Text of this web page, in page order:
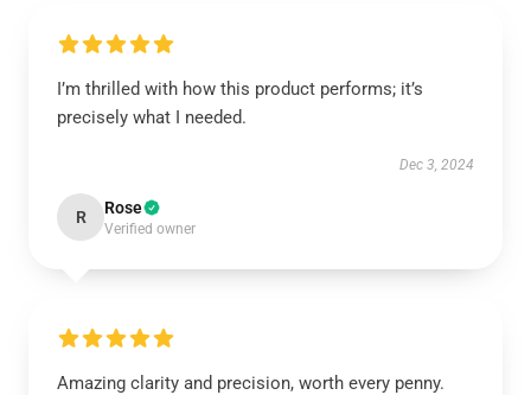
I’m thrilled with how this product performs; it’s
precisely what I needed.
Dec 3, 2024
R Rose
Verified owner
Amazing clarity and precision, worth every penny.